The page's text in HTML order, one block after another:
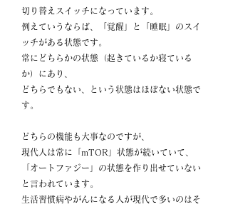
切り替えスイッチになっています。
例えていうならば、「覚醒」と「睡眠」のスイ
ッチがある状態です。
常にどちらかの状態（起きているか寝ている
か）にあり、
どちらでもない、という状態はほぼない状態で
す。
どちらの機能も大事なのですが、
現代人は常に「mTOR」状態が続いていて、
「オートファジー」の状態を作り出せていない
と言われています。
生活習慣病やがんになる人が現代で多いのはそ